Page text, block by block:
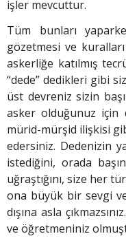
işler mevcuttur.
Tüm bunları
gözetmesi ve
askerliğe katılmış
“dede” dedikleri gibi
üst devreniz sizin
asker olduğunuz için
mürid-mürşid ilişkisi
edersiniz. Dedenizin
istediğini, orada
uğraştığını, size her
ona büyük bir sevgi
dışına asla
ve öğretmeniniz